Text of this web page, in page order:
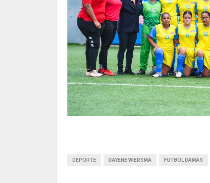
DEPORTE DAYENE WIERSMA FUTBOL DAMAS